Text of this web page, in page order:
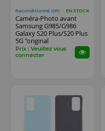
Reconditionné ORI EN STOCK
Caméra-Photo avant
Samsung G985/G986
Galaxy S20 Plus/S20 Plus
5G "original
reconditionné"
Prix : Veuillez vous
connecter